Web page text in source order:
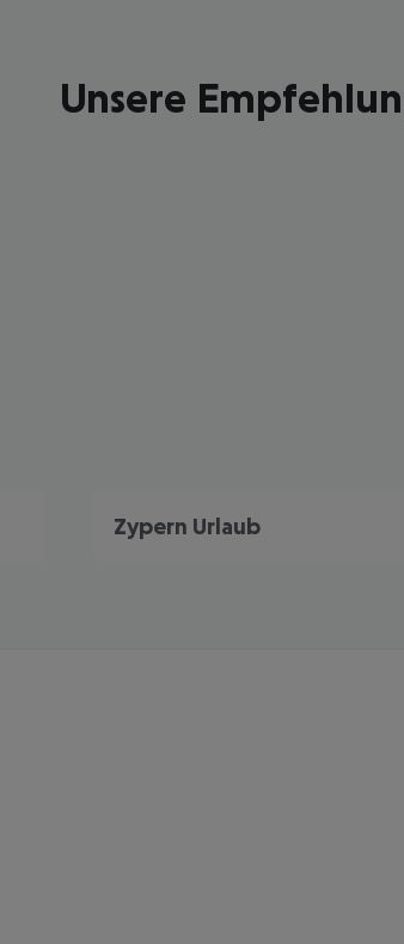
Unsere
Zypern Urlaub